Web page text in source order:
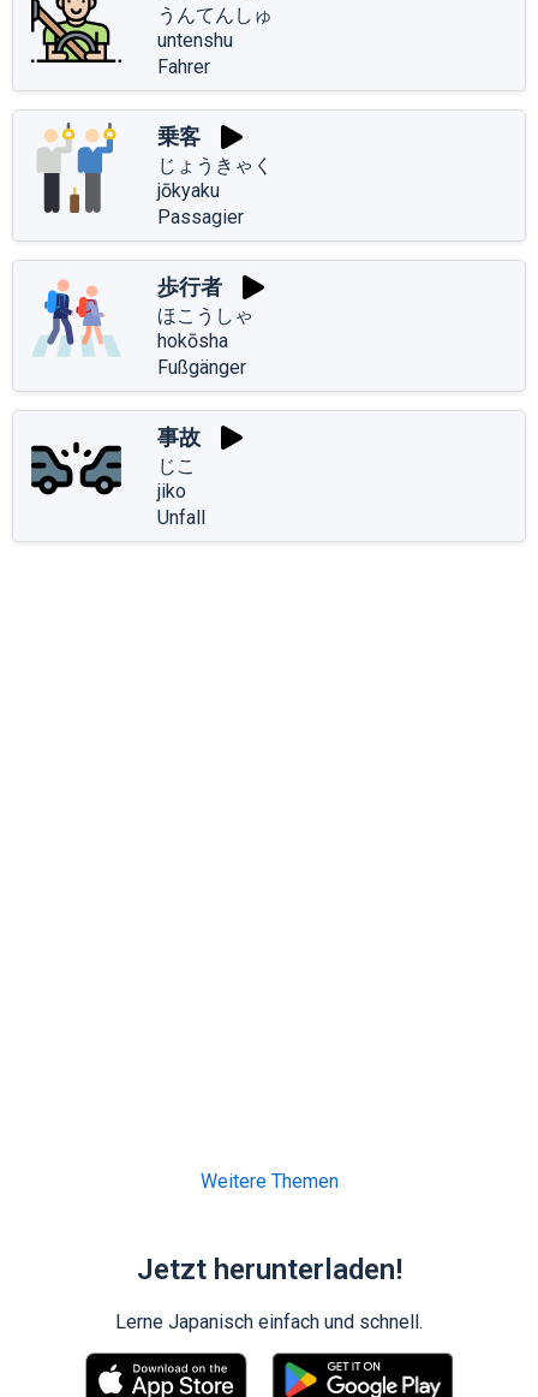
うんてんしゅ
untenshu
Fahrer
乗客
じょうきゃく
jōkyaku
Passagier
歩行者
ほこうしゃ
hokōsha
Fußgänger
事故
じこ
jiko
Unfall
Weitere Themen
Jetzt herunterladen!
Lerne Japanisch einfach und schnell.